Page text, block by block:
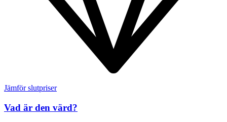
Jämför slutpriser
Vad är den värd?